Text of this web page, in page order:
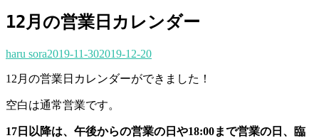
12月の営業日カレンダー
haru sora2019-11-302019-12-20
12月の営業日カレンダーができました！
空白は通常営業です。
17日以降は、午後からの営業の日や18:00まで営業の日、臨